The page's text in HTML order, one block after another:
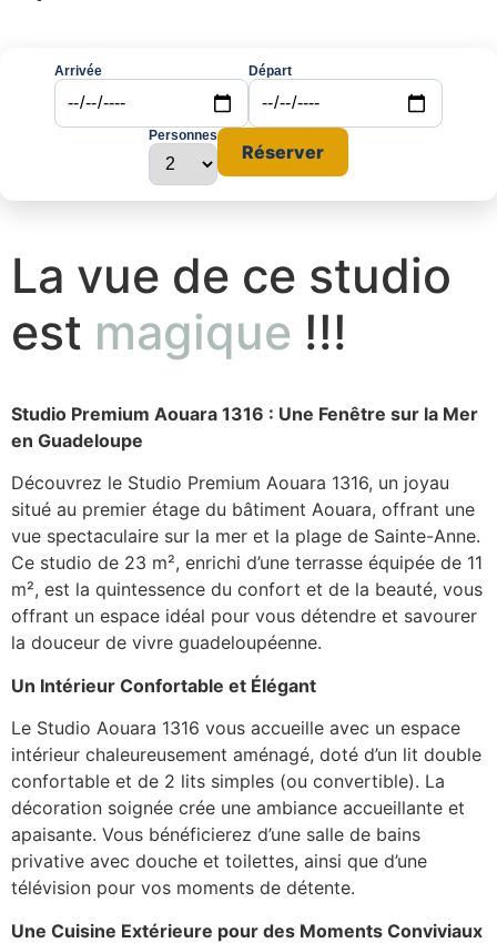
Arrivée Départ
Personnes
Réserver
La vue de ce studio
est magique !!!
Studio Premium Aouara 1316 : Une Fenêtre sur la Mer
en Guadeloupe
Découvrez le Studio Premium Aouara 1316, un joyau
situé au premier étage du bâtiment Aouara, offrant une
vue spectaculaire sur la mer et la plage de Sainte-Anne.
Ce studio de 23 m², enrichi d’une terrasse équipée de 11
m², est la quintessence du confort et de la beauté, vous
offrant un espace idéal pour vous détendre et savourer
la douceur de vivre guadeloupéenne.
Un Intérieur Confortable et Élégant
Le Studio Aouara 1316 vous accueille avec un espace
intérieur chaleureusement aménagé, doté d’un lit double
confortable et de 2 lits simples (ou convertible). La
décoration soignée crée une ambiance accueillante et
apaisante. Vous bénéficierez d’une salle de bains
privative avec douche et toilettes, ainsi que d’une
télévision pour vos moments de détente.
Une Cuisine Extérieure pour des Moments Conviviaux